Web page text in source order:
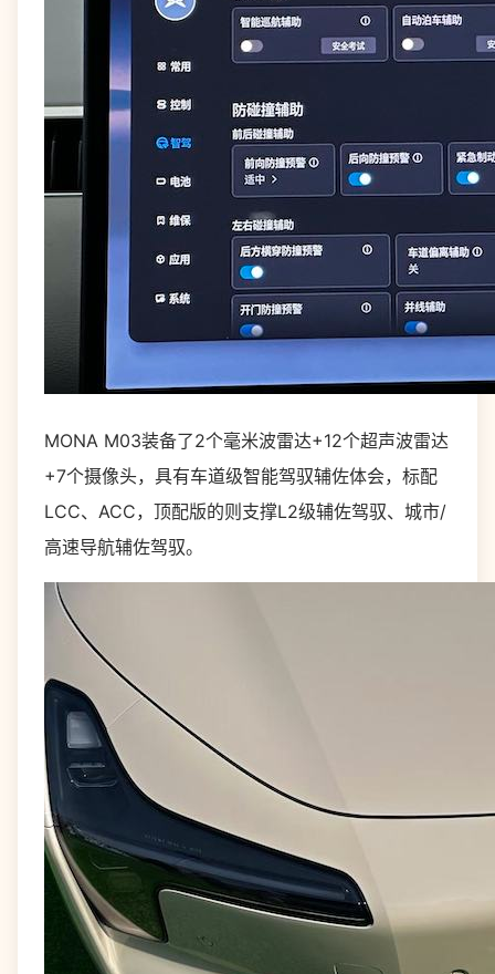
MONA M03装备了2个毫米波雷达+12个超声波雷达
+7个摄像头，具有车道级智能驾驭辅佐体会，标配
LCC、ACC，顶配版的则支撑L2级辅佐驾驭、城市/
高速导航辅佐驾驭。